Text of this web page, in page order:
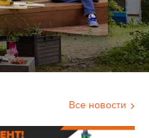
Все новости